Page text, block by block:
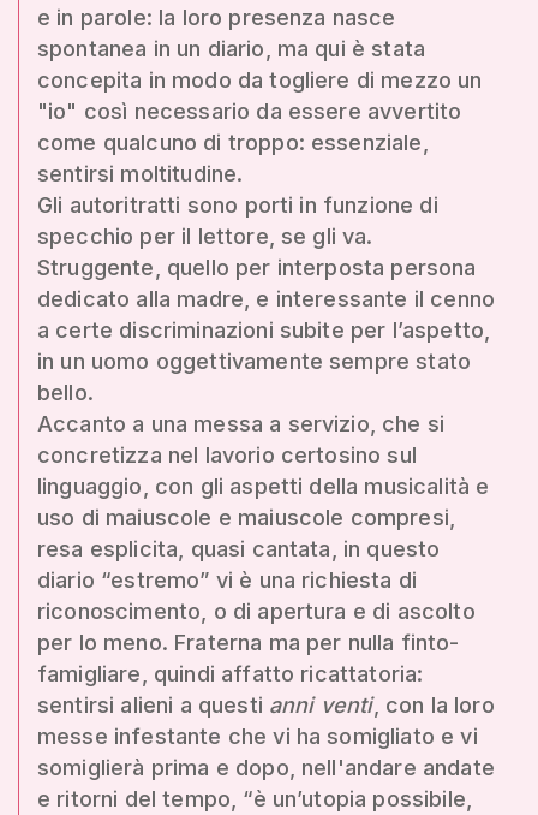
e in parole: la loro presenza nasce
spontanea in un diario, ma qui è stata
concepita in modo da togliere di mezzo un
"io" così necessario da essere avvertito
come qualcuno di troppo: essenziale,
sentirsi moltitudine.
Gli autoritratti sono porti in funzione di
specchio per il lettore, se gli va.
Struggente, quello per interposta persona
dedicato alla madre, e interessante il cenno
a certe discriminazioni subite per l’aspetto,
in un uomo oggettivamente sempre stato
bello.
Accanto a una messa a servizio, che si
concretizza nel lavorio certosino sul
linguaggio, con gli aspetti della musicalità e
uso di maiuscole e maiuscole compresi,
resa esplicita, quasi cantata, in questo
diario “estremo” vi è una richiesta di
riconoscimento, o di apertura e di ascolto
per lo meno. Fraterna ma per nulla finto-
famigliare, quindi affatto ricattatoria:
sentirsi alieni a questi anni venti, con la loro
messe infestante che vi ha somigliato e vi
somiglierà prima e dopo, nell'andare andate
e ritorni del tempo, “è un’utopia possibile,